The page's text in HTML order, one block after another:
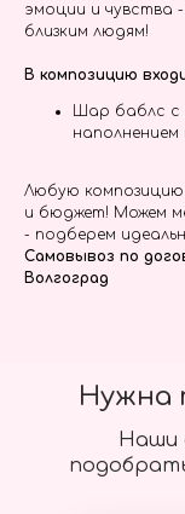
эмоции и чувства
близким людям!
В композицию
Шар баблс с
наполнением
Любую
и бюджет! Можем
- подберем
Самовывоз по
Волгоград
Наши
Нужна